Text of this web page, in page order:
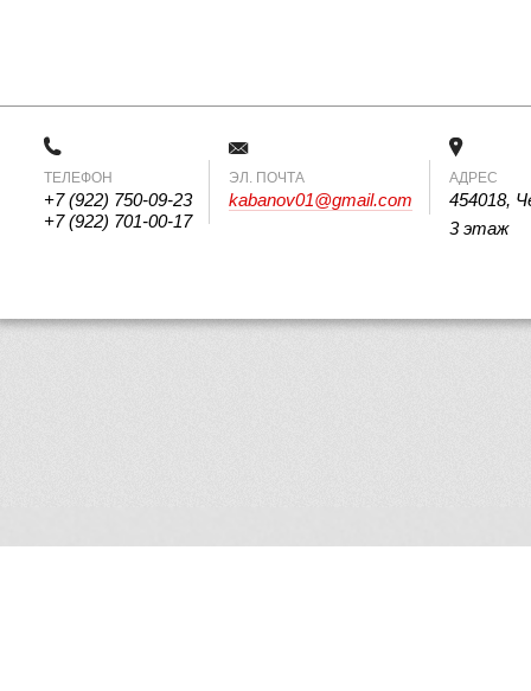
ТЕЛЕФОН
+7 (922) 750-09-23
+7 (922) 701-00-17
ЭЛ. ПОЧТА
kabanov01@gmail.com
АДРЕС
454018,
3 этаж